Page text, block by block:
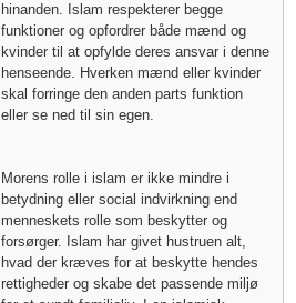
hinanden. Islam respekterer begge
funktioner og opfordrer både mænd og
kvinder til at opfylde deres ansvar i denne
henseende. Hverken mænd eller kvinder
skal forringe den anden parts funktion
eller se ned til sin egen.
Morens rolle i islam er ikke mindre i
betydning eller social indvirkning end
menneskets rolle som beskytter og
forsørger. Islam har givet hustruen alt,
hvad der kræves for at beskytte hendes
rettigheder og skabe det passende miljø